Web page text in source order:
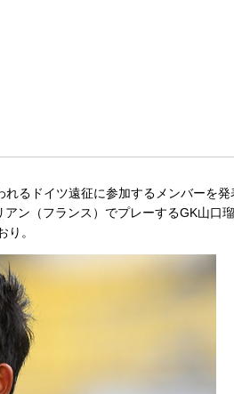
るドイツ遠征に参加するメンバーを
ン（フランス）でプレーするGK山口
。